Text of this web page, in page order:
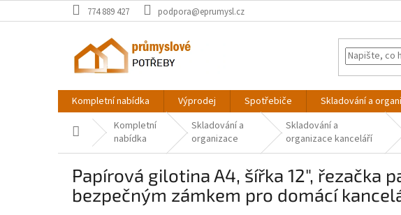
na
774 889 427 podpora@eprumysl.cz
Kompletní nabídka Výprodej Spotřebiče Skladování a
Domů Kompletní
nabídka
Skladování a
organizace
Skladování a
organizace kanceláří
Papírová gilotina A4, šířka 12", řezačka
bezpečným zámkem pro domácí